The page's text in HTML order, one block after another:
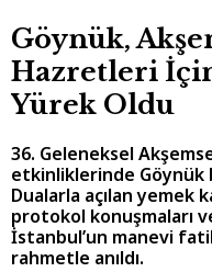
Göynük,
Hazretleri
Yürek Oldu
36. Geleneksel
etkinliklerinde Göynük
Dualarla açılan yemek
protokol konuşmaları
İstanbul’un manevi
rahmetle anıldı.